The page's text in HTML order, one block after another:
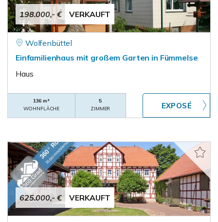
198.000,- € VERKAUFT
Wolfenbüttel
Einfamilienhaus mit großem Garten in Fümmelse
Haus
136 m²
WOHNFLÄCHE
5
ZIMMER
625.000,- € VERKAUFT